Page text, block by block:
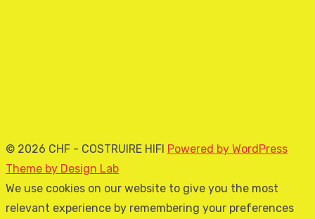
© 2026 CHF - COSTRUIRE HIFI Powered by WordPress
Theme by Design Lab
We use cookies on our website to give you the most
relevant experience by remembering your preferences